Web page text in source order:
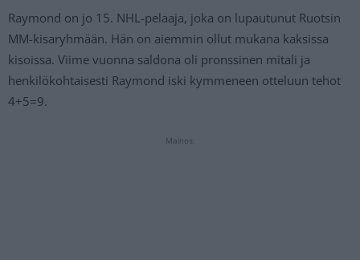
Raymond on jo 15. NHL-pelaaja, joka on lupautunut Ruotsin
MM-kisaryhmään. Hän on aiemmin ollut mukana kaksissa
kisoissa. Viime vuonna saldona oli pronssinen mitali ja
henkilökohtaisesti Raymond iski kymmeneen otteluun tehot
4+5=9.
Mainos: